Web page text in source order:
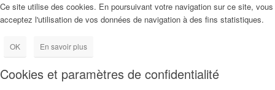
Ce site utilise des cookies. En poursuivant votre navigation sur ce site, vous
acceptez l'utilisation de vos données de navigation à des fins statistiques.
OK En savoir plus
Cookies et paramètres de confidentialité